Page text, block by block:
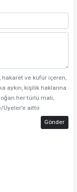
hakaret ve küfür içeren,
aykırı, kişilik haklarına
her türlü mali,
aittir.
Gönder